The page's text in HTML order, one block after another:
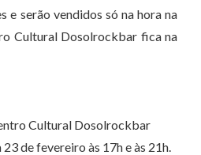
e serão vendidos só na hora na
Cultural Dosolrockbar fica na
Cultural Dosolrockbar
23 de fevereiro às 17h e às 21h.